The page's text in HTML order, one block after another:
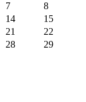
7
8
14
15
21
22
28
29